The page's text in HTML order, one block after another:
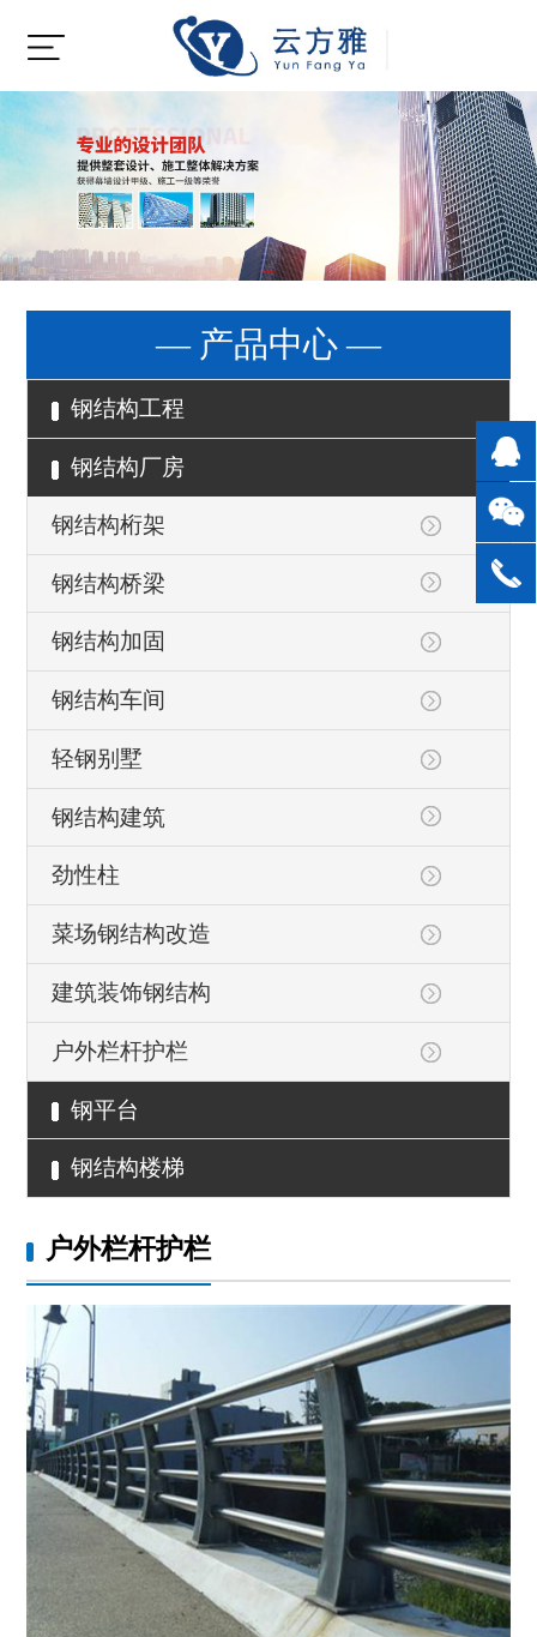
— 产品中心 —
钢结构工程
钢结构厂房
钢结构桁架
钢结构桥梁
钢结构加固
钢结构车间
轻钢别墅
钢结构建筑
劲性柱
菜场钢结构改造
建筑装饰钢结构
户外栏杆护栏
钢平台
钢结构楼梯
户外栏杆护栏